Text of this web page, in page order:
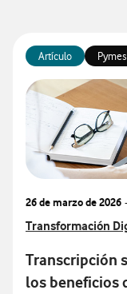
Artículo Pymes
26 de marzo de 2026
Ver más articulos
Transformación
Transcripción
los beneficios